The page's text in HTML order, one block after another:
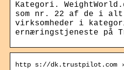
Kategori.
som nr. 22 af de i alt
virksomheder i
ernæringstjeneste på
http s://dk.trustpilot.com ›